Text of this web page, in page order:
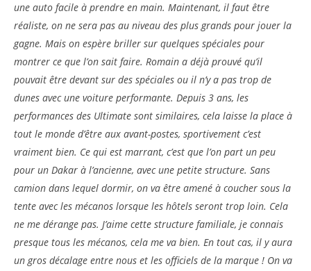
une auto facile à prendre en main. Maintenant, il faut être
réaliste, on ne sera pas au niveau des plus grands pour jouer la
gagne. Mais on espère briller sur quelques spéciales pour
montrer ce que l’on sait faire. Romain a déjà prouvé qu’il
pouvait être devant sur des spéciales ou il n’y a pas trop de
dunes avec une voiture performante. Depuis 3 ans, les
performances des Ultimate sont similaires, cela laisse la place à
tout le monde d’être aux avant-postes, sportivement c’est
vraiment bien. Ce qui est marrant, c’est que l’on part un peu
pour un Dakar à l’ancienne, avec une petite structure. Sans
camion dans lequel dormir, on va être amené à coucher sous la
tente avec les mécanos lorsque les hôtels seront trop loin. Cela
ne me dérange pas. J’aime cette structure familiale, je connais
presque tous les mécanos, cela me va bien. En tout cas, il y aura
un gros décalage entre nous et les officiels de la marque ! On va